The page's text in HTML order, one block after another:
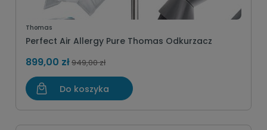
Thomas
Perfect Air Allergy Pure Thomas Odkurzacz
899,00 zł949,00 zł
Do koszyka